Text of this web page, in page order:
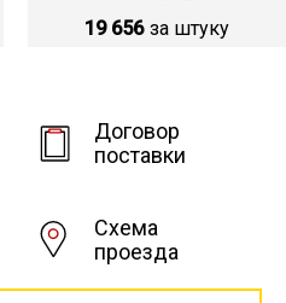
19 656 за штуку
Договор
поставки
Схема
проезда